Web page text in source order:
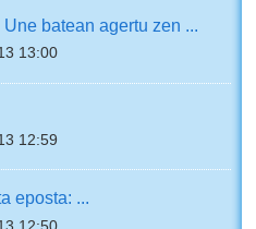
batean agertu zen ...
13:00
12:59
eposta: ...